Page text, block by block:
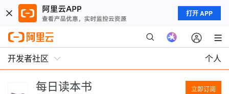
打开 APP
开发者社区 个人
每日读本书 立即订阅